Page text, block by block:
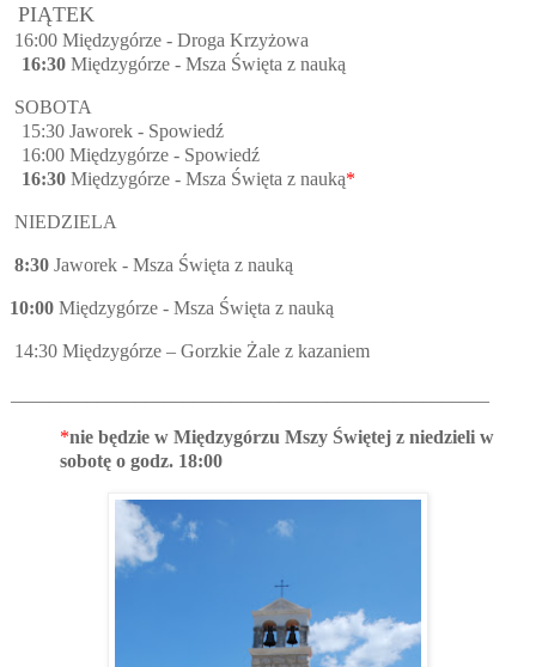
PIĄTEK
16:00 Międzygórze - Droga Krzyżowa
16:30Międzygórze - Msza Święta z nauką
15:30 Jaworek - Spowiedź
16:00 Międzygórze - Spowiedź
16:30Międzygórze - Msza Święta z nauką*
Jaworek - Msza Święta z nauką
Międzygórze - Msza Święta z nauką
Międzygórze – Gorzkie Żale z kazaniem
*nie będzie w Międzygórzu Mszy Świętej z niedzieli w
sobotę o godz. 18:00